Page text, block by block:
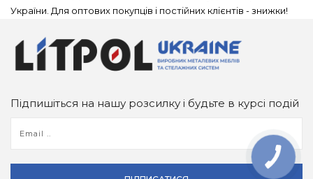
України. Для оптових покупців і постійних клієнтів - знижки!
Підпишіться на нашу розсилку і будьте в курсі подій